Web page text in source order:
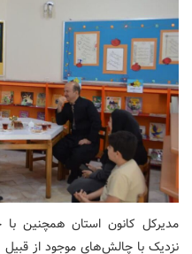
مدیرکل کانون استان همچنین
نزدیک با چالش‌های موجود از قبیل